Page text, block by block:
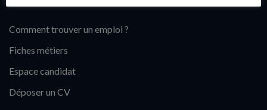
Comment trouver un emploi ?
Fiches métiers
Espace candidat
Déposer un CV